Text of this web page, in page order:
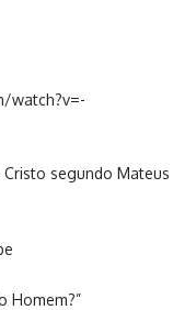
watch?v=-
segundo Mateus
Homem?”